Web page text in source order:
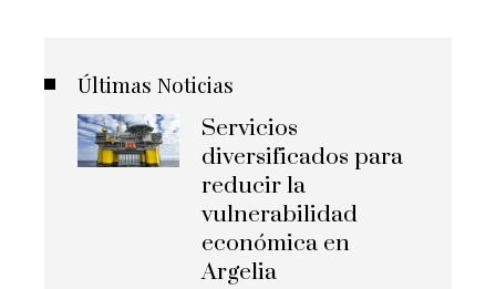
Últimas Noticias
Servicios
diversificados para
reducir la
vulnerabilidad
económica en
Argelia